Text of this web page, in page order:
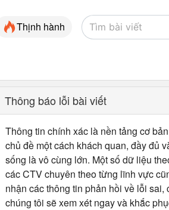
Thịnh hành
Thông báo lỗi bài viết
Thông tin chính xác là nền tảng cơ
chủ đề một cách khách quan, đầy đủ
sống là vô cùng lớn. Một số dữ liệu
các CTV chuyên theo từng lĩnh vực
nhận các thông tin phản hồi về lỗi sai,
chúng tôi sẽ xem xét ngay và khắc